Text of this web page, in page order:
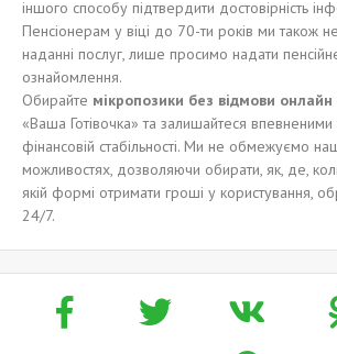
іншого способу підтвердити достовірність
Пенсіонерам у віці до 70-ти років ми також
наданні послуг, лише просимо надати
ознайомлення.
Обирайте мікропозики без відмови
«Ваша Готівочка» та залишайтеся впевненими
фінансовій стабільності. Ми не обмежуємо
можливостях, дозволяючи обирати, як, де,
якій формі отримати гроші у користування,
24/7.